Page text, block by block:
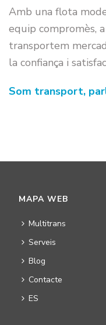
Amb una flota
equip compromès,
transportem
la confiança i
Som transport,
MAPA WEB
Multitrans
Serveis
Blog
Contacte
ES